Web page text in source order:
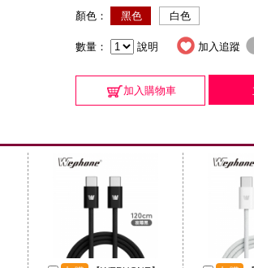
顏色： 黑色 白色
數量： 說明 加入追蹤
加入購物車